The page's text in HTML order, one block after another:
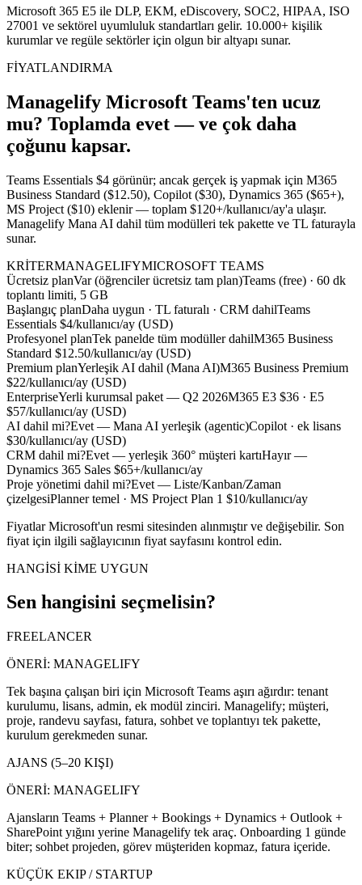
Microsoft 365 E5 ile DLP, EKM, eDiscovery, SOC2, HIPAA, ISO
27001 ve sektörel uyumluluk standartları gelir. 10.000+ kişilik
kurumlar ve regüle sektörler için olgun bir altyapı sunar.
FİYATLANDIRMA
Managelify Microsoft Teams'ten ucuz
mu? Toplamda evet — ve çok daha
çoğunu kapsar.
Teams Essentials $4 görünür; ancak gerçek iş yapmak için M365
Business Standard ($12.50), Copilot ($30), Dynamics 365 ($65+),
MS Project ($10) eklenir — toplam $120+/kullanıcı/ay'a ulaşır.
Managelify Mana AI dahil tüm modülleri tek pakette ve TL faturayla
sunar.
KRİTERMANAGELIFYMICROSOFT TEAMS
Ücretsiz planVar (öğrenciler ücretsiz tam plan)Teams (free) · 60 dk
toplantı limiti, 5 GB
Başlangıç planDaha uygun · TL faturalı · CRM dahilTeams
Essentials $4/kullanıcı/ay (USD)
Profesyonel planTek panelde tüm modüller dahilM365 Business
Standard $12.50/kullanıcı/ay (USD)
Premium planYerleşik AI dahil (Mana AI)M365 Business Premium
$22/kullanıcı/ay (USD)
EnterpriseYerli kurumsal paket — Q2 2026M365 E3 $36 · E5
$57/kullanıcı/ay (USD)
AI dahil mi?Evet — Mana AI yerleşik (agentic)Copilot · ek lisans
$30/kullanıcı/ay (USD)
CRM dahil mi?Evet — yerleşik 360° müşteri kartıHayır —
Dynamics 365 Sales $65+/kullanıcı/ay
Proje yönetimi dahil mi?Evet — Liste/Kanban/Zaman
çizelgesiPlanner temel · MS Project Plan 1 $10/kullanıcı/ay
Fiyatlar Microsoft'un resmi sitesinden alınmıştır ve değişebilir. Son
fiyat için ilgili sağlayıcının fiyat sayfasını kontrol edin.
HANGİSİ KİME UYGUN
Sen hangisini seçmelisin?
FREELANCER
ÖNERİ: MANAGELIFY
Tek başına çalışan biri için Microsoft Teams aşırı ağırdır: tenant
kurulumu, lisans, admin, ek modül zinciri. Managelify; müşteri,
proje, randevu sayfası, fatura, sohbet ve toplantıyı tek pakette,
kurulum gerekmeden sunar.
AJANS (5–20 KIŞI)
ÖNERİ: MANAGELIFY
Ajansların Teams + Planner + Bookings + Dynamics + Outlook +
SharePoint yığını yerine Managelify tek araç. Onboarding 1 günde
biter; sohbet projeden, görev müşteriden kopmaz, fatura içeride.
KÜÇÜK EKIP / STARTUP